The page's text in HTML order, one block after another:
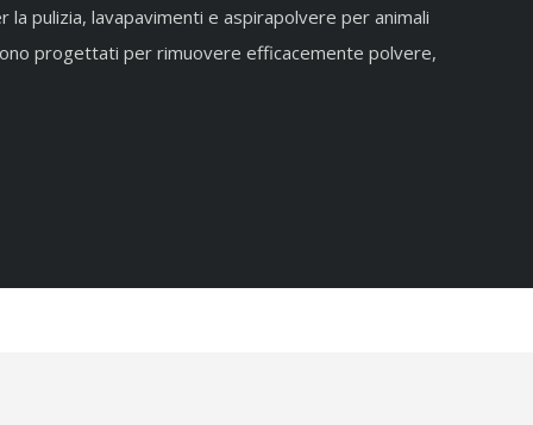
la pulizia, lavapavimenti e aspirapolvere per animali
progettati per rimuovere efficacemente polvere,